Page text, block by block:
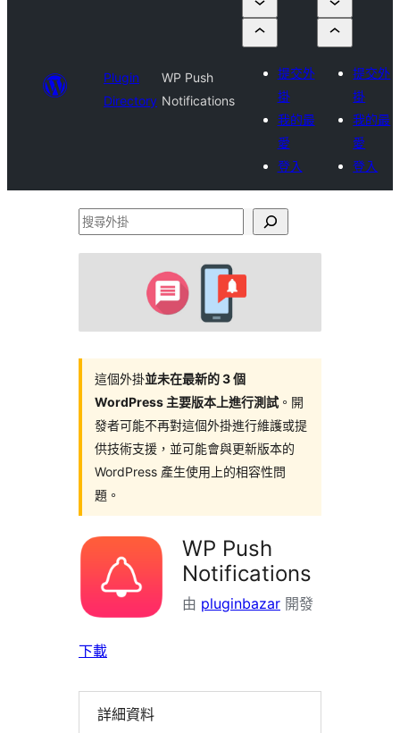
Plugin
Directory
WP Push
Notifications
提交外
掛
我的最
愛
登入
提交外
掛
我的最
愛
登入
搜
這個外掛並未在最新的 3 個
WordPress 主要版本上進行測試 。開
發者可能不再對這個外掛進行維護或提
供技術支援，並可能會與更新版本的
WordPress 產生使用上的相容性問
題。
WP Push
Notifications
由 pluginbazar 開發
下載
詳細資料